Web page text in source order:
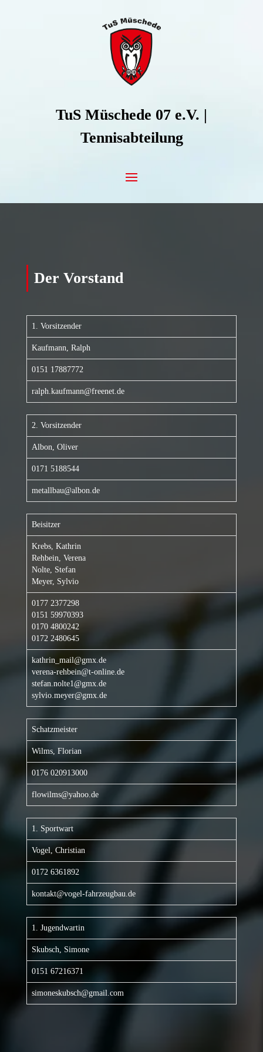
TuS Müschede 07 e.V. |
Tennisabteilung
Der Vorstand
1. Vorsitzender
Kaufmann, Ralph
0151 17887772
ralph.kaufmann@freenet.de
2. Vorsitzender
Albon, Oliver
0171 5188544
metallbau@albon.de
Beisitzer
Krebs, Kathrin
Rehbein, Verena
Nolte, Stefan
Meyer, Sylvio
0177 2377298
0151 59970393
0170 4800242
0172 2480645
kathrin_mail@gmx.de
verena-rehbein@t-online.de
stefan.nolte1@gmx.de
sylvio.meyer@gmx.de
Schatzmeister
Wilms, Florian
0176 020913000
flowilms@yahoo.de
1. Sportwart
Vogel, Christian
0172 6361892
kontakt@vogel-fahrzeugbau.de
1. Jugendwartin
Skubsch, Simone
0151 67216371
simoneskubsch@gmail.com